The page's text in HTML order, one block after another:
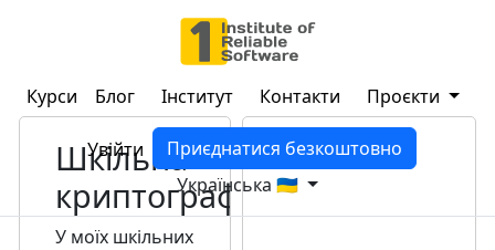
Курси Блог Інститут Контакти Проєкти
Увійти
Приєднатися безкоштовно
Українська 🇺🇦
Шкільна
криптографія
У моїх шкільних